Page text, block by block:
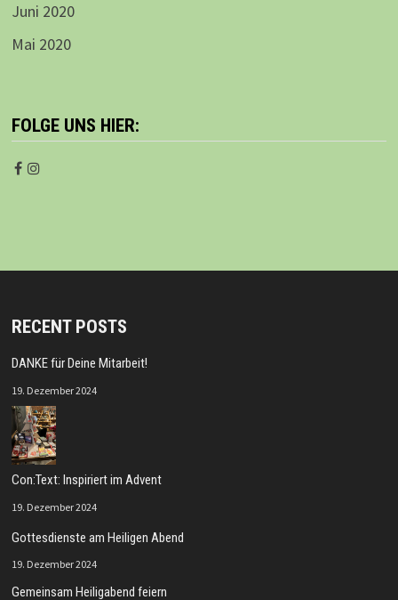
Juni 2020
Mai 2020
FOLGE UNS HIER:
RECENT POSTS
DANKE für Deine Mitarbeit!
19. Dezember 2024
Con:Text: Inspiriert im Advent
19. Dezember 2024
Gottesdienste am Heiligen Abend
19. Dezember 2024
Gemeinsam Heiligabend feiern